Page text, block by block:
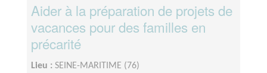
Aider à la préparation de projets de
vacances pour des familles en
précarité
Lieu : SEINE-MARITIME (76)